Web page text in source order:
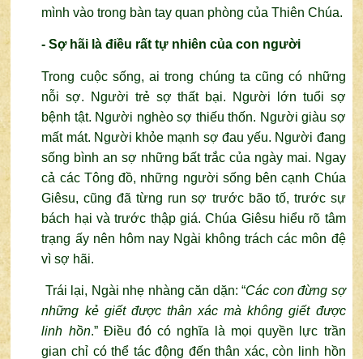
mình vào trong bàn tay quan phòng của Thiên Chúa.
- Sợ hãi là điều rất tự nhiên của con người
Trong cuộc sống, ai trong chúng ta cũng có những
nỗi sợ. Người trẻ sợ thất bại. Người lớn tuổi sợ
bệnh tật. Người nghèo sợ thiếu thốn. Người giàu sợ
mất mát. Người khỏe mạnh sợ đau yếu. Người đang
sống bình an sợ những bất trắc của ngày mai. Ngay
cả các Tông đồ, những người sống bên cạnh Chúa
Giêsu, cũng đã từng run sợ trước bão tố, trước sự
bách hại và trước thập giá. Chúa Giêsu hiểu rõ tâm
trạng ấy nên hôm nay Ngài không trách các môn đệ
vì sợ hãi.
Trái lại, Ngài nhẹ nhàng căn dặn: “Các con đừng sợ
những kẻ giết được thân xác mà không giết được
linh hồn.” Điều đó có nghĩa là mọi quyền lực trần
gian chỉ có thể tác động đến thân xác, còn linh hồn